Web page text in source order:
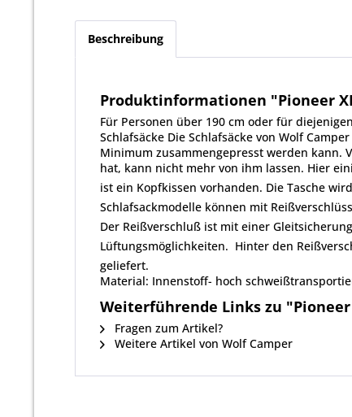
Beschreibung
Produktinformationen "Pioneer
Für Personen über 190 cm oder für
Schlafsäcke Die Schlafsäcke von Wolf
Minimum zusammengepresst werden kann.
hat, kann nicht mehr von ihm lassen. Hier
ist ein Kopfkissen vorhanden. Die Tasche
Schlafsackmodelle können mit
Der Reißverschluß ist mit einer
Lüftungsmöglichkeiten.  Hinter den
geliefert.
Material: Innenstoff- hoch
Weiterführende Links zu "Pioneer
Fragen zum Artikel?
Weitere Artikel von Wolf Camper